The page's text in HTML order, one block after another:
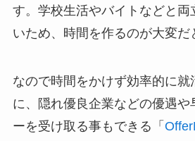
す。学校生活やバイトなどと両
いため、時間を作るのが大変だ
なので時間をかけず効率的に就
に、隠れ優良企業などの優遇や
ーを受け取る事もできる「